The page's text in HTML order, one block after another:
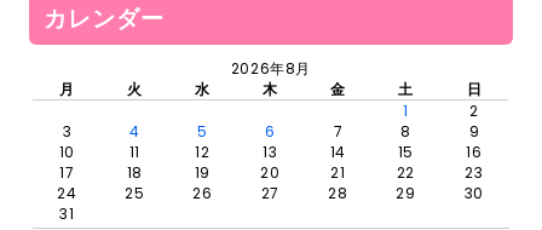
カレンダー
2026年8月
月
火 水 木 金 土
日
1
2
3
4 5 6 7 8
9
10
11 12 13 14 15
16
17
18 19 20 21 22
23
24
25 26 27 28 29
30
31